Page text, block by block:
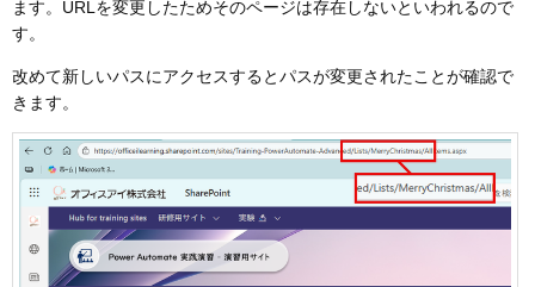
ます。URLを変更したためそのページは存在しないといわれるので
す。
改めて新しいパスにアクセスするとパスが変更されたことが確認で
きます。